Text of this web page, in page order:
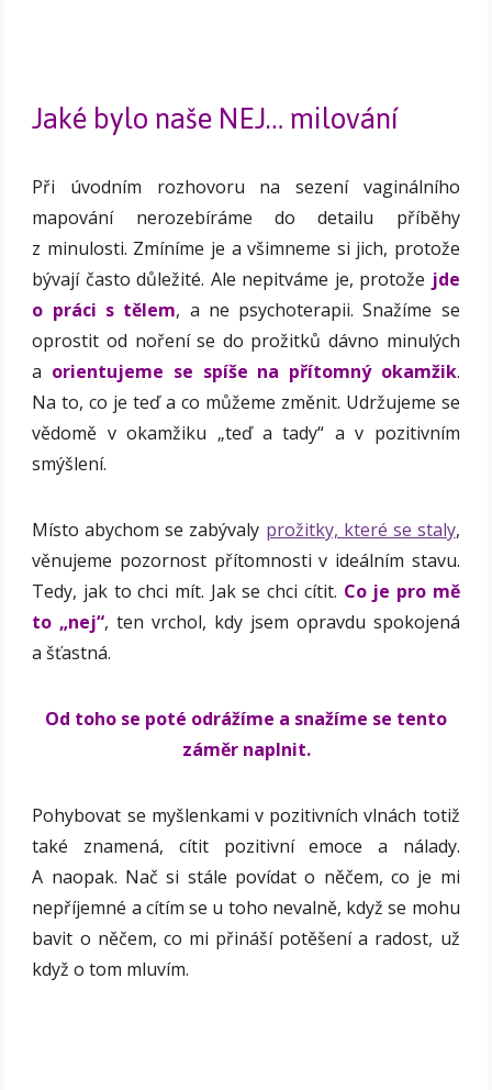
Jaké bylo naše NEJ… milování
Při úvodním rozhovoru na sezení vaginálního
mapování nerozebíráme do detailu příběhy
z minulosti. Zmíníme je a všimneme si jich, protože
bývají často důležité. Ale nepitváme je, protože jde
o práci s tělem, a ne psychoterapii. Snažíme se
oprostit od noření se do prožitků dávno minulých
a orientujeme se spíše na přítomný okamžik.
Na to, co je teď a co můžeme změnit. Udržujeme se
vědomě v okamžiku „teď a tady“ a v pozitivním
smýšlení.
Místo abychom se zabývaly prožitky, které se staly,
věnujeme pozornost přítomnosti v ideálním stavu.
Tedy, jak to chci mít. Jak se chci cítit. Co je pro mě
to „nej“, ten vrchol, kdy jsem opravdu spokojená
a šťastná.
Od toho se poté odrážíme a snažíme se tento
záměr naplnit.
Pohybovat se myšlenkami v pozitivních vlnách totiž
také znamená, cítit pozitivní emoce a nálady.
A naopak. Nač si stále povídat o něčem, co je mi
nepříjemné a cítím se u toho nevalně, když se mohu
bavit o něčem, co mi přináší potěšení a radost, už
když o tom mluvím.